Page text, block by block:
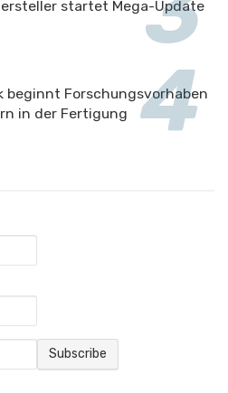
startet Mega-Update
beginnt Forschungsvorhaben
in der Fertigung